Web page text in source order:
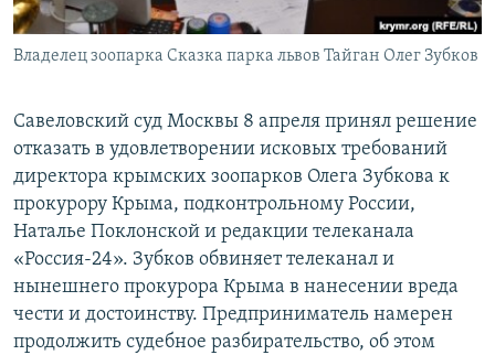
ELIFBE
УКРАИНСКАЯ ПРОБЛЕМА КРЫМА
Владелец зоопарка Сказка парка львов Тайган Олег Зубков
Савеловский суд Москвы 8 апреля принял решение
отказать в удовлетворении исковых требований
директора крымских зоопарков Олега Зубкова к
прокурору Крыма, подконтрольному России,
Наталье Поклонской и редакции телеканала
«Россия-24». Зубков обвиняет телеканал и
нынешнего прокурора Крыма в нанесении вреда
чести и достоинству. Предприниматель намерен
продолжить судебное разбирательство, об этом